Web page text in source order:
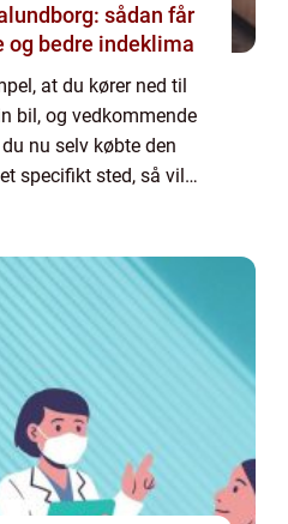
sådan får
og bedre indeklima
at du kører ned til
bil, og vedkommende
nu selv købte den
specifikt sted, så vil